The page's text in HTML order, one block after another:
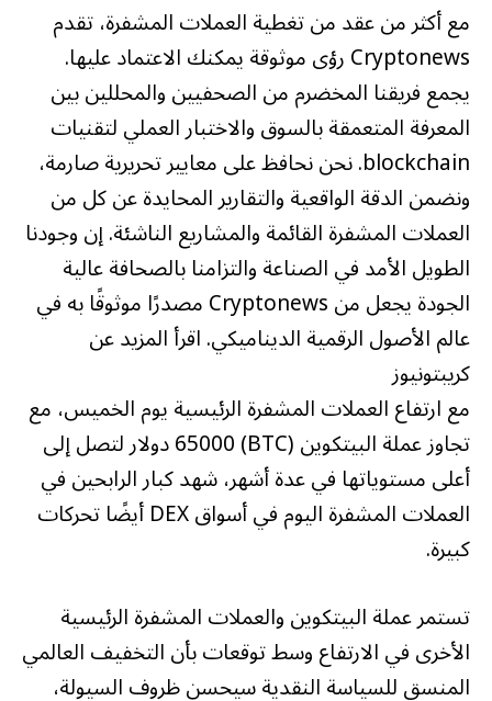
مع أكثر من عقد من تغطية العملات المشفرة، تقدم
Cryptonews رؤى موثوقة يمكنك الاعتماد عليها.
يجمع فريقنا المخضرم من الصحفيين والمحللين بين
المعرفة المتعمقة بالسوق والاختبار العملي لتقنيات
blockchain. نحن نحافظ على معايير تحريرية صارمة،
ونضمن الدقة الواقعية والتقارير المحايدة عن كل من
العملات المشفرة القائمة والمشاريع الناشئة. إن وجودنا
الطويل الأمد في الصناعة والتزامنا بالصحافة عالية
الجودة يجعل من Cryptonews مصدرًا موثوقًا به في
عالم الأصول الرقمية الديناميكي. اقرأ المزيد عن
كريبتونيوز
مع ارتفاع العملات المشفرة الرئيسية يوم الخميس، مع
تجاوز عملة البيتكوين (BTC) 65000 دولار لتصل إلى
أعلى مستوياتها في عدة أشهر، شهد كبار الرابحين في
العملات المشفرة اليوم في أسواق DEX أيضًا تحركات
كبيرة.
تستمر عملة البيتكوين والعملات المشفرة الرئيسية
الأخرى في الارتفاع وسط توقعات بأن التخفيف العالمي
المنسق للسياسة النقدية سيحسن ظروف السيولة،